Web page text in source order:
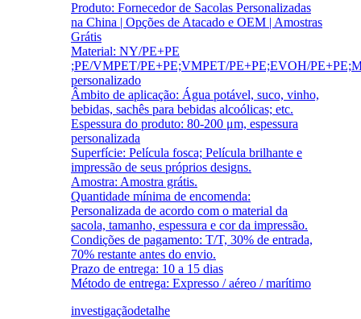
Produto: Fornecedor de Sacolas Personalizadas
na China | Opções de Atacado e OEM | Amostras
Grátis
Material: NY/PE+PE
;PE/VMPET/PE+PE;VMPET/PE+PE;EVOH/
personalizado
Âmbito de aplicação: Água potável, suco, vinho,
bebidas, sachês para bebidas alcoólicas; etc.
Espessura do produto: 80-200 μm, espessura
personalizada
Superfície: Película fosca; Película brilhante e
impressão de seus próprios designs.
Amostra: Amostra grátis.
Quantidade mínima de encomenda:
Personalizada de acordo com o material da
sacola, tamanho, espessura e cor da impressão.
Condições de pagamento: T/T, 30% de entrada,
70% restante antes do envio.
Prazo de entrega: 10 a 15 dias
Método de entrega: Expresso / aéreo / marítimo
investigaçãodetalhe